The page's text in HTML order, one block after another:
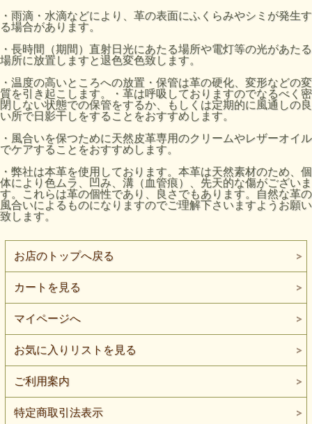
・雨滴・水滴などにより、革の表面にふくらみやシミが発生す
る場合があります。
・長時間（期間）直射日光にあたる場所や電灯等の光があたる
場所に放置しますと退色変色致します。
・温度の高いところへの放置・保管は革の硬化、変形などの変
質を引き起こします。・革は呼吸しておりますのでなるべく密
閉しない状態での保管をするか、もしくは定期的に風通しの良
い所で日影干しをすることをおすすめします。
・風合いを保つために天然皮革専用のクリームやレザーオイル
でケアすることをおすすめします。
・弊社は本革を使用しております。本革は天然素材のため、個
体により色ムラ、凹み、溝（血管痕）、先天的な傷がございま
す。これらは革の個性であり、良さでもあります。自然な革の
風合いによるものになりますのでご理解下さいますようお願い
致します。
お店のトップへ戻る
カートを見る
マイページへ
お気に入りリストを見る
ご利用案内
特定商取引法表示